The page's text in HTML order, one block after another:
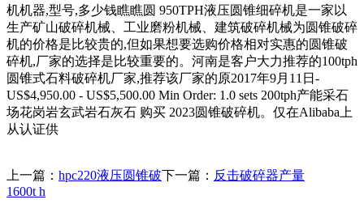
机机器,型号,多少钱瞧瞧圆 950TPH液压圆锥细碎机是一家以
生产矿山破碎机械、工业磨粉机械、建筑破碎机械为圆锥破碎
机的价格是比较贵的,但如果想要选购价格相对实惠的圆锥破
碎机,厂家的选择是比较重要的。河南是客户大力推荐的100tph
圆锥式石料破碎机厂家,推荐该厂家的原2017年9月11日-
US$4,950.00 - US$5,500.00 Min Order: 1.0 sets 200tph产能采石
场花岗岩玄武岩石灰石 购买 2023圆锥破碎机。仅在Alibaba上
从认证供
上一篇： hpc220液压圆锥破下一篇： 反击破碎器产量
1600t h